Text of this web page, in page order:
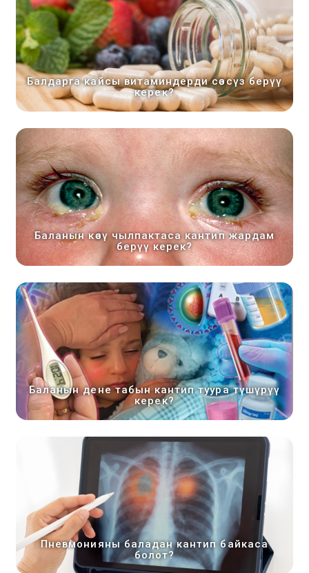
Балдарга кайсы витаминдерди сөзсүз берүү
керек?
Баланын көзү чылпактаса кантип жардам
берүү керек?
Баланын дене табын кантип туура түшүрүү
керек?
Пневмонияны баладан кантип байкаса
болот?